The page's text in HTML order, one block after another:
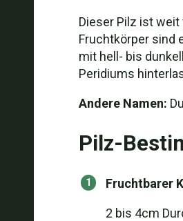
Dieser Pilz ist
Fruchtkörper sind
mit hell- bis
Peridiums
Andere Namen:
Pilz-
Fruchtbarer
2 bis 4cm